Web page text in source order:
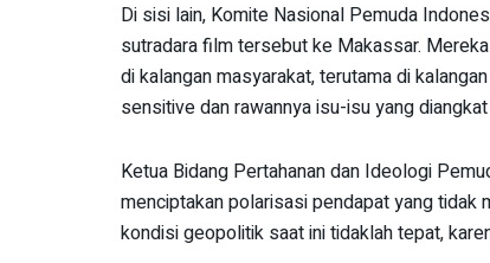
Di sisi lain, Komite Nasional Pemuda
sutradara film tersebut ke Makassar.
di kalangan masyarakat, terutama di
sensitive dan rawannya isu-isu yang
Ketua Bidang Pertahanan dan Ideologi
menciptakan polarisasi pendapat yang tidak
kondisi geopolitik saat ini tidaklah tepat,